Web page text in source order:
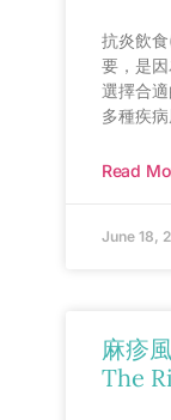
抗炎飲
要，是因
選擇合
多種疾病
Read
June 18,
麻疹
The